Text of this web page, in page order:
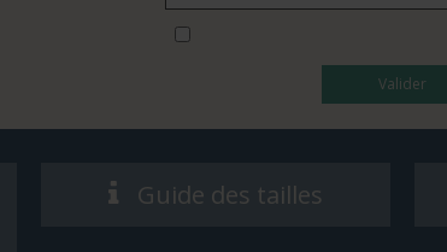
Valider
Guide des tailles